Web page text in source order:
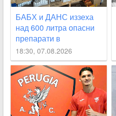
БАБХ и ДАНС иззеха
над 600 литра опасни
препарати в
Пловдивско
18:30, 07.08.2026